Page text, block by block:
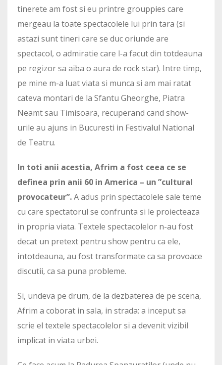
tinerete am fost si eu printre grouppies care
mergeau la toate spectacolele lui prin tara (si
astazi sunt tineri care se duc oriunde are
spectacol, o admiratie care l-a facut din totdeauna
pe regizor sa aiba o aura de rock star). Intre timp,
pe mine m-a luat viata si munca si am mai ratat
cateva montari de la Sfantu Gheorghe, Piatra
Neamt sau Timisoara, recuperand cand show-
urile au ajuns in Bucuresti in Festivalul National
de Teatru.
In toti anii acestia, Afrim a fost ceea ce se
definea prin anii 60 in America – un ”cultural
provocateur”.A adus prin spectacolele sale teme
cu care spectatorul se confrunta si le proiecteaza
in propria viata. Textele spectacolelor n-au fost
decat un pretext pentru show pentru ca ele,
intotdeauna, au fost transformate ca sa provoace
discutii, ca sa puna probleme.
Si, undeva pe drum, de la dezbaterea de pe scena,
Afrim a coborat in sala, in strada: a inceput sa
scrie el textele spectacolelor si a devenit vizibil
implicat in viata urbei.